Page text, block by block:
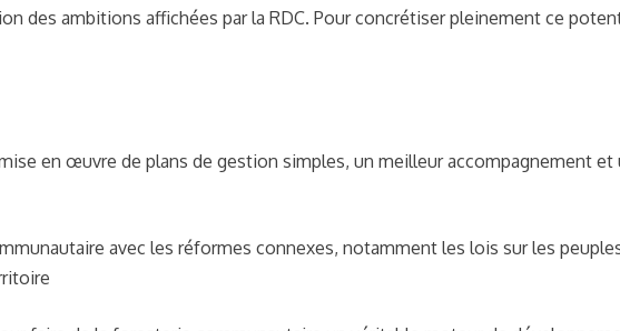
des ambitions affichées par la RDC. Pour concrétiser pleinement ce
en œuvre de plans de gestion simples, un meilleur accompagnement et
avec les réformes connexes, notamment les lois sur les